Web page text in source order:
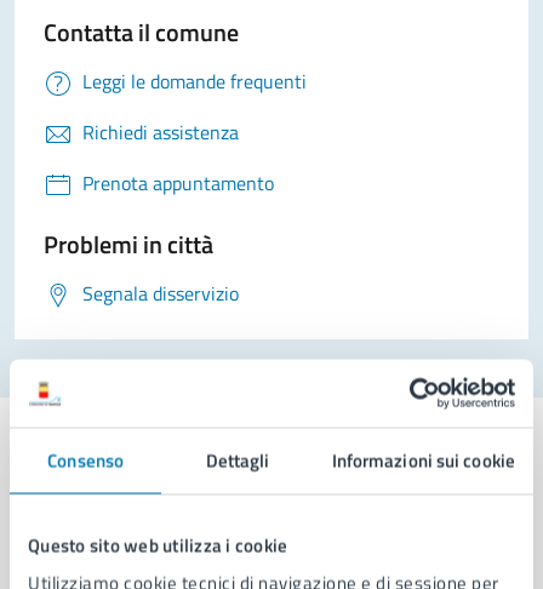
Consenso Dettagli Informazioni sui cookie
Questo sito web utilizza i cookie
Utilizziamo cookie tecnici di navigazione e di sessione per
Contatta il comune
Leggi le domande frequenti
Richiedi assistenza
Prenota appuntamento
Problemi in città
Segnala disservizio
Comune di Napoli